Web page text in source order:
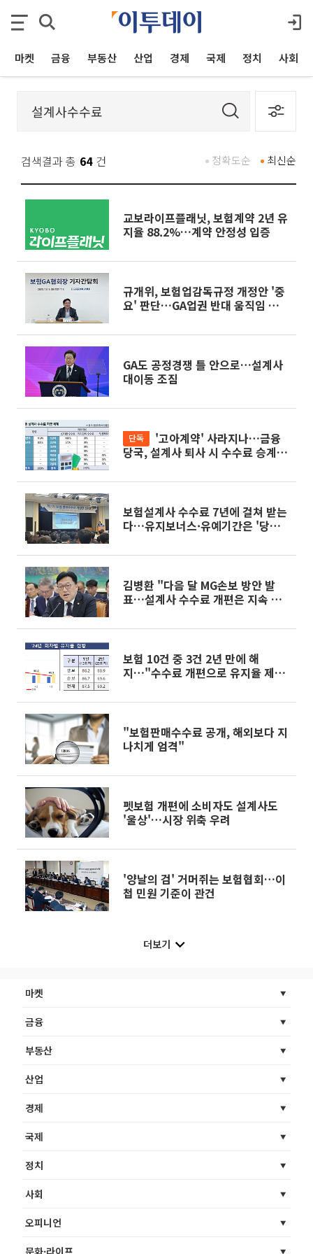
마켓 금융 부동산 산업 경제 국제 정치 사회
검색결과 총 64 건 최신순
정확도순
교보라이프플래닛, 보험계약 2년 유
지율 88.2%…계약 안정성 입증
규개위, 보험업감독규정 개정안 '중
요' 판단…GA업권 반대 움직임 본격
GA도 공정경쟁 틀 안으로…설계사
대이동 조짐
단독
당국, 설계사 퇴사 시 수수료 승계
보험설계사 수수료 7년에 걸쳐 받는
다…유지보너스·유예기간은 '당근
김병환 "다음 달 MG손보 방안 발
표…설계사 수수료 개편은 지속 대
보험 10건 중 3건 2년 만에 해
지…"수수료 개편으로 유지율 제
"보험판매수수료 공개, 해외보다 지
나치게 엄격"
펫보험 개편에 소비자도 설계사도
'울상'…시장 위축 우려
'양날의 검' 거머쥐는 보험협회…이
첩 민원 기준이 관건
더보기
마켓
금융
부동산
산업
경제
국제
정치
사회
오피니언
문화·라이프